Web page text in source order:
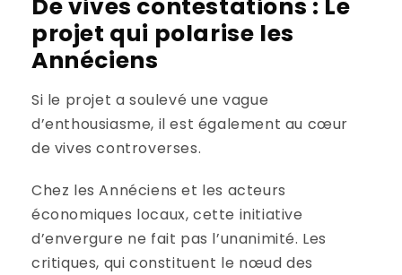
De vives contestations : Le
projet qui polarise les
Annéciens
Si le projet a soulevé une vague
d’enthousiasme, il est également au cœur
de vives controverses.
Chez les Annéciens et les acteurs
économiques locaux, cette initiative
d’envergure ne fait pas l’unanimité. Les
critiques, qui constituent le nœud des